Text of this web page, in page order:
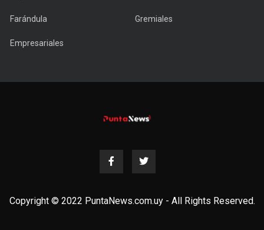
Farándula Gremiales
Empresariales
Copyright © 2022 PuntaNews.com.uy - All Rights Reserved.